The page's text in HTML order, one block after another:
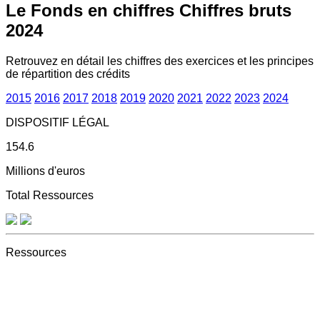
Le Fonds en chiffres Chiffres bruts
2024
Retrouvez en détail les chiffres des exercices et les principes
de répartition des crédits
2015 2016 2017 2018 2019 2020 2021 2022 2023 2024
DISPOSITIF LÉGAL
154.6
Millions d'euros
Total Ressources
Ressources